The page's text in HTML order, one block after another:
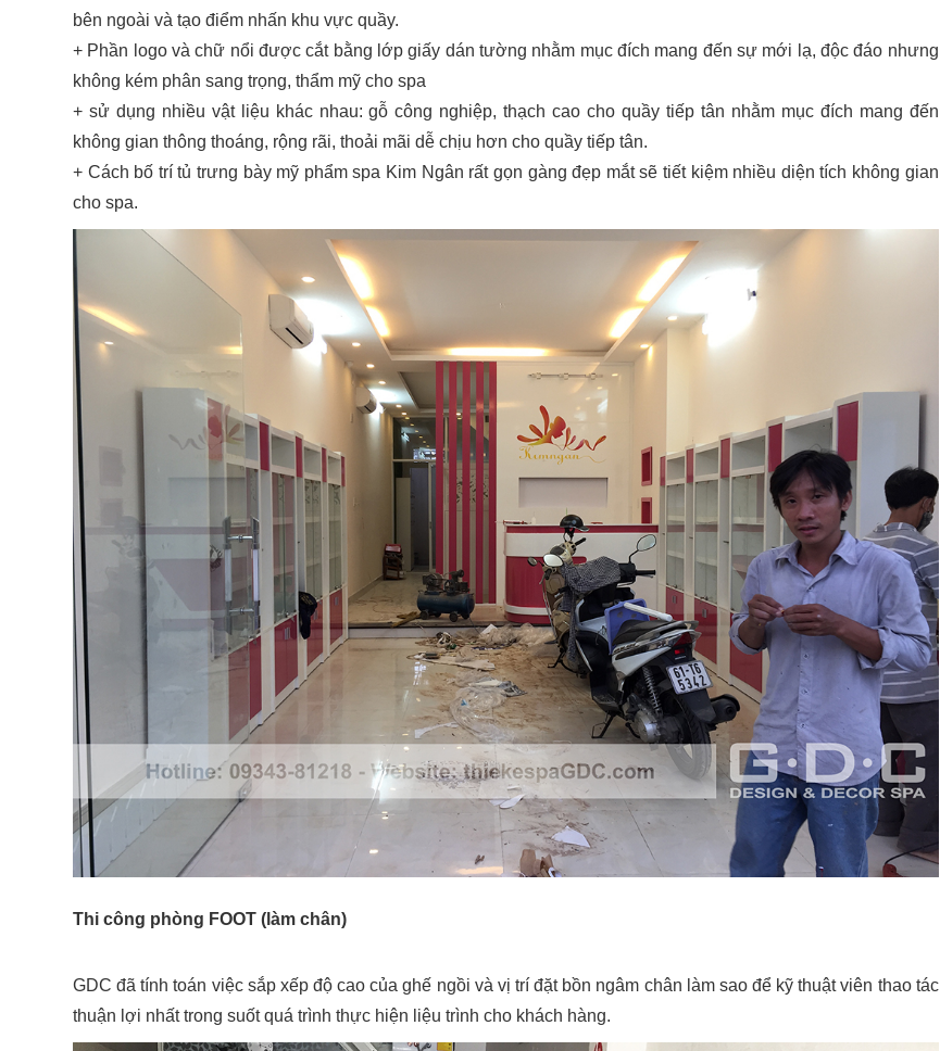
bên ngoài và tạo điểm nhấn khu vực quầy.
+ Phần logo và chữ nổi được cắt bằng lớp giấy dán tường nhằm mục đích mang đến sự mới lạ, độc đáo nhưng
không kém phân sang trọng, thẩm mỹ cho spa
+ sử dụng nhiều vật liệu khác nhau: gỗ công nghiệp, thạch cao cho quầy tiếp tân nhằm mục đích mang đến
không gian thông thoáng, rộng rãi, thoải mãi dễ chịu hơn cho quầy tiếp tân.
+ Cách bố trí tủ trưng bày mỹ phẩm spa Kim Ngân rất gọn gàng đẹp mắt sẽ tiết kiệm nhiều diện tích không gian
cho spa.
Thi công phòng FOOT (làm chân)
GDC đã tính toán việc sắp xếp độ cao của ghế ngồi và vị trí đặt bồn ngâm chân làm sao để kỹ thuật viên thao tác
thuận lợi nhất trong suốt quá trình thực hiện liệu trình cho khách hàng.